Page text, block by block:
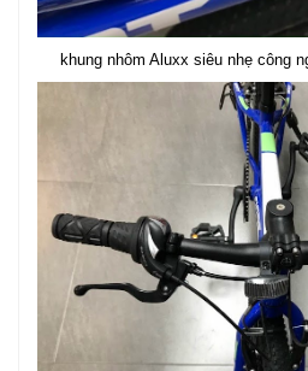
khung nhôm Aluxx siêu nhẹ công